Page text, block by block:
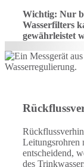
Wichtig: Nur
Wasserfilters
gewährleistet
Leitungsrohren
entscheidend,
des